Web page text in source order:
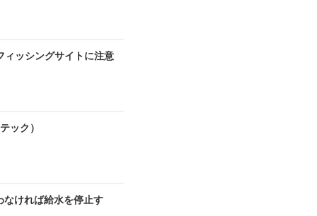
ィッシングサイトに注意
ック）
ければ給水を停止す